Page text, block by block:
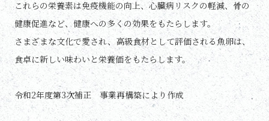
これらの栄養素は免疫機能の向上、心臓病リスクの軽減、骨の
健康促進など、健康への多くの効果をもたらします。
さまざまな文化で愛され、高級食材として評価される魚卵は、
食卓に新しい味わいと栄養価をもたらします。
令和2年度第3次補正 事業再構築により作成